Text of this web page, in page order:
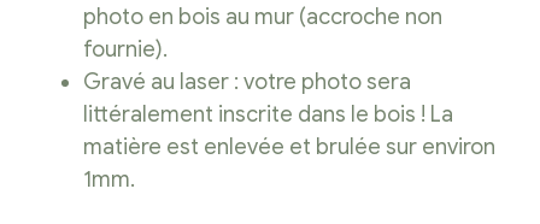
photo en bois au mur (accroche non
fournie).
Gravé au laser : votre photo sera
littéralement inscrite dans le bois ! La
matière est enlevée et brulée sur environ
1mm.